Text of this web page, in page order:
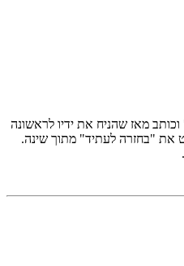
מאז שהניח את ידיו לראשונה
את "בחזרה לעתיד" מתוך שינה.